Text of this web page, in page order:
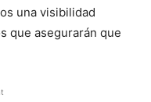
una visibilidad
que asegurarán que